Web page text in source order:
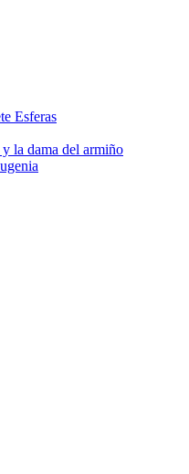
Esferas
la dama del armiño